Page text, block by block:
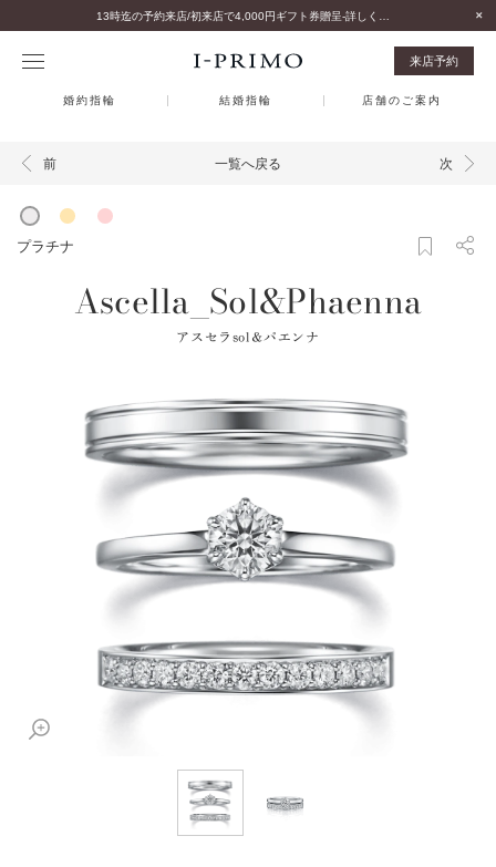
来店予約
婚約指輪 結婚指輪 店舗のご案内
前 一覧へ戻る 次
プラチナ
Ascella_Sol&Phaenna
アスセラsol＆パエンナ